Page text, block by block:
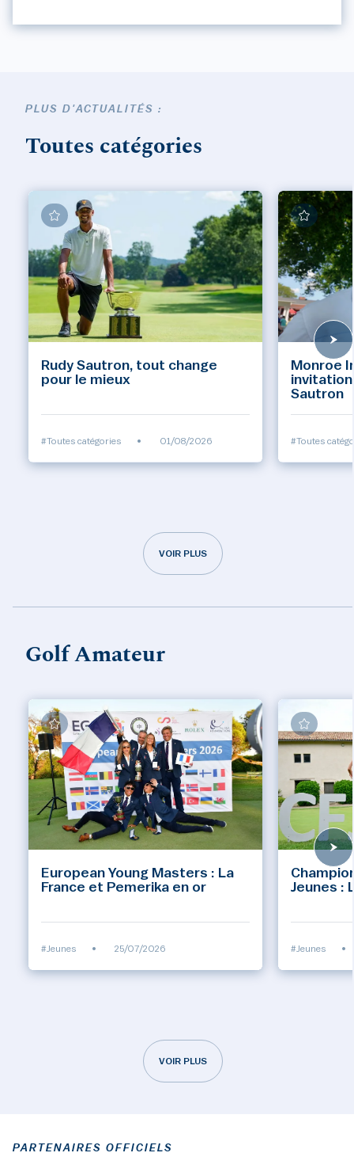
PLUS D'ACTUALITÉS :
Toutes catégories
Rudy Sautron, tout change
pour le mieux
#Toutes catégories • 01/08/2026
Monroe
invitation
Sautron
#Toutes
VOIR PLUS
Golf Amateur
European Young Masters : La
France et Pemerika en or
#Jeunes • 25/07/2026
Jeunes :
#Jeunes •
VOIR PLUS
PARTENAIRES OFFICIELS